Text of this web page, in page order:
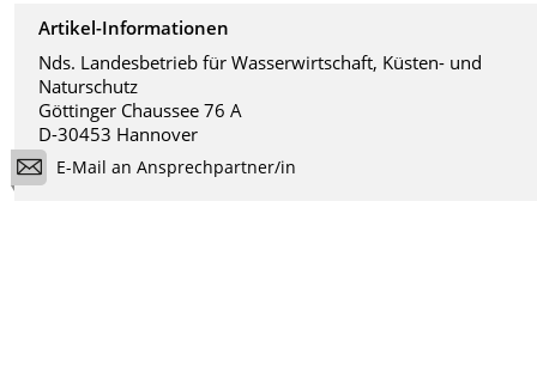
Artikel-Informationen
Nds. Landesbetrieb für Wasserwirtschaft, Küsten- und
Naturschutz
Göttinger Chaussee 76 A
D-30453 Hannover
E-Mail an Ansprechpartner/in